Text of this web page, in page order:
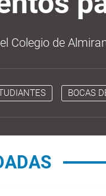
Colegio de
BOCAS